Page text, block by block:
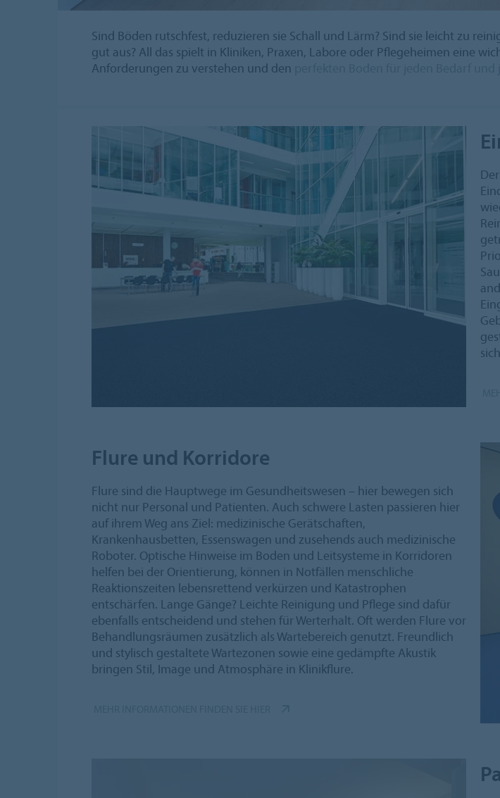
Sind Böden rutschfest, reduzieren sie Schall und Lärm? Sind sie leicht zu
gut aus? All das spielt in Kliniken, Praxen, Labore oder Pflegeheimen eine
Anforderungen zu verstehen und den
Flure und Korridore
Flure sind die Hauptwege im Gesundheitswesen – hier bewegen sich
nicht nur Personal und Patienten. Auch schwere Lasten passieren hier
auf ihrem Weg ans Ziel: medizinische Gerätschaften,
Krankenhausbetten, Essenswagen und zusehends auch medizinische
Roboter. Optische Hinweise im Boden und Leitsysteme in Korridoren
helfen bei der Orientierung, können in Notfällen menschliche
Reaktionszeiten lebensrettend verkürzen und Katastrophen
entschärfen. Lange Gänge? Leichte Reinigung und Pflege sind dafür
ebenfalls entscheidend und stehen für Werterhalt. Oft werden Flure vor
Behandlungsräumen zusätzlich als Wartebereich genutzt. Freundlich
und stylisch gestaltete Wartezonen sowie eine gedämpfte Akustik
bringen Stil, Image und Atmosphäre in Klinikflure.